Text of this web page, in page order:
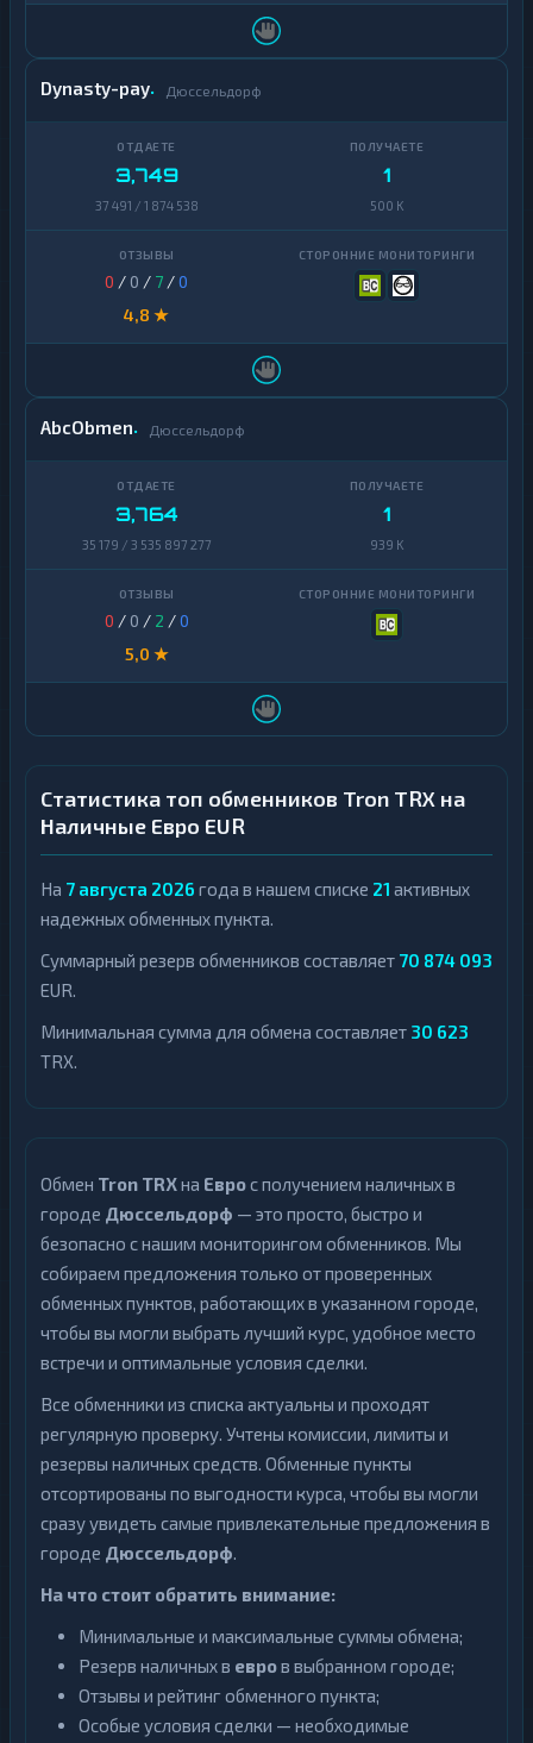
Dynasty-pay Дюссельдорф
3,749
37 491 / 1 874 538
1
500 K
0 / 0 / 7 /0
4,8 ★
AbcObmen Дюссельдорф
3,764
35 179 / 3 535 897 277
1
939 K
0 / 0 / 2 /0
5,0 ★
Статистика топ обменников Tron TRX на
Наличные Евро EUR
На 7 августа 2026 года в нашем списке 21 активных
надежных обменных пункта.
Суммарный резерв обменников составляет 70 874 093
EUR.
Минимальная сумма для обмена составляет 30 623
TRX.
Обмен Tron TRXна Еврос получением наличных в
городе Дюссельдорф — это просто, быстро и
безопасно с нашим мониторингом обменников. Мы
собираем предложения только от проверенных
обменных пунктов, работающих в указанном городе,
чтобы вы могли выбрать лучший курс, удобное место
встречи и оптимальные условия сделки.
Все обменники из списка актуальны и проходят
регулярную проверку. Учтены комиссии, лимиты и
резервы наличных средств. Обменные пункты
отсортированы по выгодности курса, чтобы вы могли
сразу увидеть самые привлекательные предложения в
городе Дюссельдорф.
На что стоит обратить внимание:
Минимальные и максимальные суммы обмена;
Резерв наличных в евров выбранном городе;
Отзывы и рейтинг обменного пункта;
Особые условия сделки — необходимые